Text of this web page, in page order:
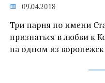
09.04.2018
Три парня по имени
признаться в любви к
на одном из